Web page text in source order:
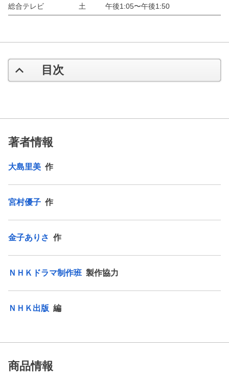
総合テレビ 土 午後1:05〜午後1:50
目次
著者情報
大島里美 作
宮村優子 作
金子ありさ 作
ＮＨＫドラマ制作班 製作協力
ＮＨＫ出版 編
商品情報